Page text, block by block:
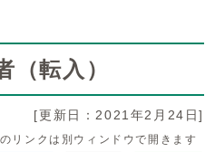
（転入）
[更新日：2021年2月24日]
リンクは別ウィンドウで開きます